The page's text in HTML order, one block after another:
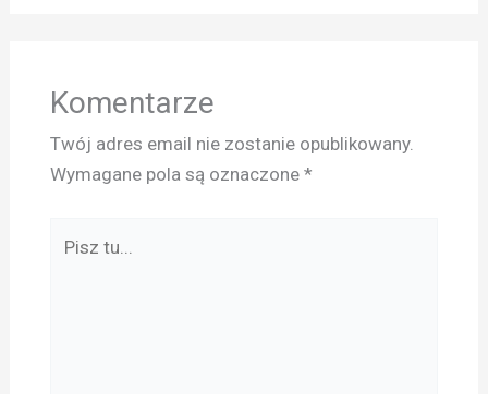
Komentarze
Twój adres email nie zostanie opublikowany.
Wymagane pola są oznaczone *